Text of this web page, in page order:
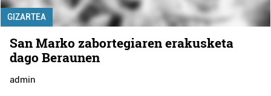
GIZARTEA
San Marko zabortegiaren erakusketa
dago Beraunen
admin